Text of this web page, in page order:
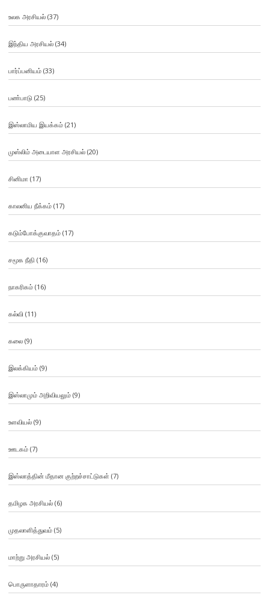
உலக அரசியல்(37)
இந்திய அரசியல்(34)
பார்ப்பனியம்(33)
பண்பாடு(25)
இஸ்லாமிய இயக்கம்(21)
முஸ்லிம் அடையாள அரசியல்(20)
சினிமா (17)
காலனிய நீக்கம்(17)
கடும்போக்குவாதம்(17)
சமூக நீதி (16)
நாகரிகம்(16)
கல்வி (11)
கலை(9)
இலக்கியம்(9)
இஸ்லாமும் அறிவியலும்(9)
உளவியல்(9)
ஊடகம்(7)
இஸ்லாத்தின் மீதான குற்றச்சாட்டுகள் (7)
தமிழக அரசியல்(6)
முதலாளித்துவம்(5)
மாற்று அரசியல்(5)
பொருளாதாரம்(4)